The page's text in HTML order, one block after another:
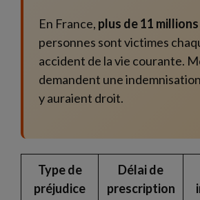
En France, plus de 11 millions
personnes sont victimes
accident de la vie courante.
demandent une
y auraient droit.
Type de
préjudice
Délai de
prescription